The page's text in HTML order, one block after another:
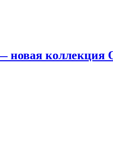
новая коллекция